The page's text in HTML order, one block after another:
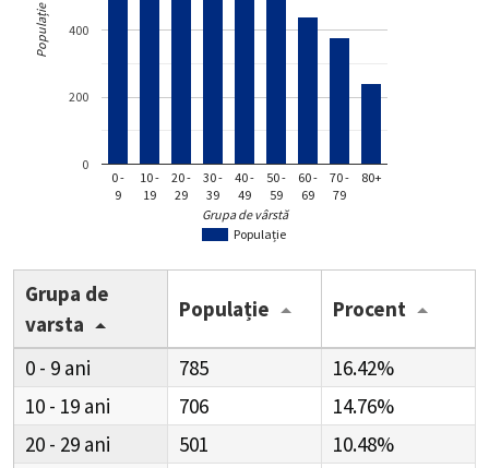
Populație
0 -
9
10 -
19
20 -
29
30 -
39
40 -
49
50 -
59
60 -
69
70 -
79
80+
0
200
400
Grupa de vârstă
Populație
Grupa de
varsta
Populație Procent
0 - 9 785
16.42%
10 - 19
706
14.76%
20 - 29
501
10.48%